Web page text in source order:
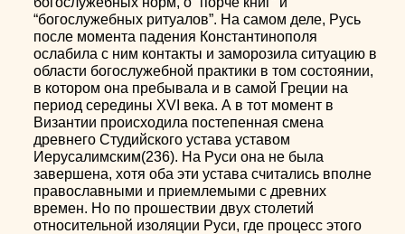
“богослужебных ритуалов”. На самом деле, Русь
после момента падения Константинополя
ослабила с ним контакты и заморозила ситуацию в
области богослужебной практики в том состоянии,
в котором она пребывала и в самой Греции на
период середины XVI века. А в тот момент в
Византии происходила постепенная смена
древнего Студийского устава уставом
Иерусалимским(236). На Руси она не была
завершена, хотя оба эти устава считались вполне
православными и приемлемыми с древних
времен. Но по прошествии двух столетий
относительной изоляции Руси, где процесс этого